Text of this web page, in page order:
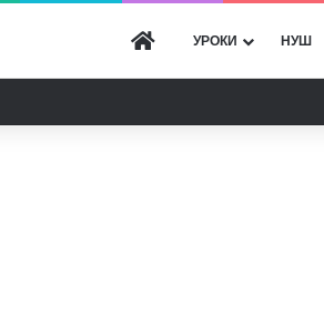
ГОЛОВНА
УРОКИ НУШ